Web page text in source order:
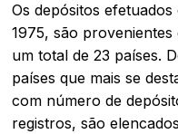
Os depósitos
1975, são provenientes
um total de 23 países.
países que mais se
com número de
registros, são